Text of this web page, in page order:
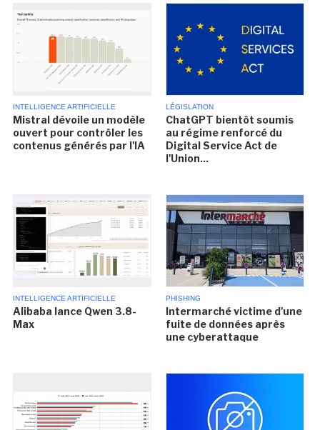
INTELLIGENCE ARTIFICIELLE
Mistral dévoile un modèle
ouvert pour contrôler les
contenus générés par l'IA
LÉGISLATION
ChatGPT bientôt soumis
au régime renforcé du
Digital Service Act de
l'Union...
INTELLIGENCE ARTIFICIELLE
Alibaba lance Qwen 3.8-
Max
PHISHING
Intermarché victime d'une
fuite de données après
une cyberattaque